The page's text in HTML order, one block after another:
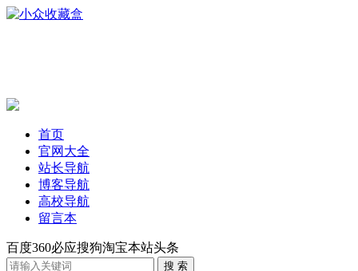
首页
官网大全
站长导航
博客导航
高校导航
留言本
百度360必应搜狗淘宝本站头条